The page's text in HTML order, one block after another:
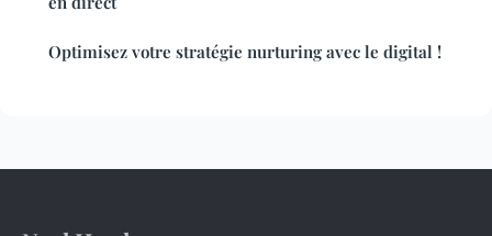
Optimisez votre stratégie nurturing avec le digital !